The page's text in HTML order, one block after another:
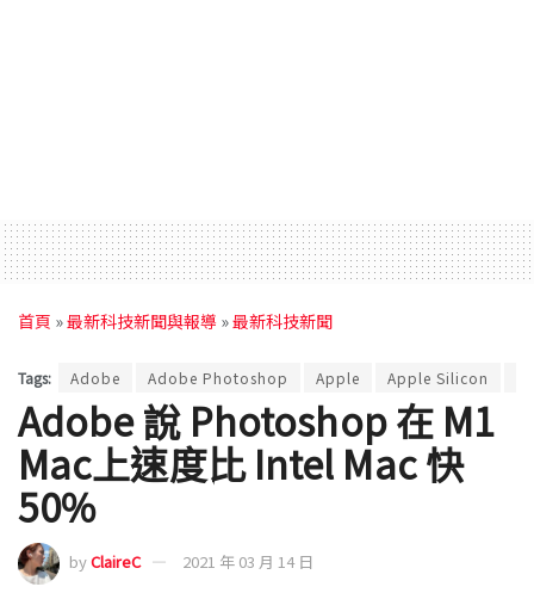
首頁 »最新科技新聞與報導 »最新科技新聞
Tags: Adobe Adobe Photoshop Apple Apple Silicon
Adobe 說 Photoshop 在 M1
Mac上速度比 Intel Mac 快
50%
byClaireC 2021 年 03 月 14 日